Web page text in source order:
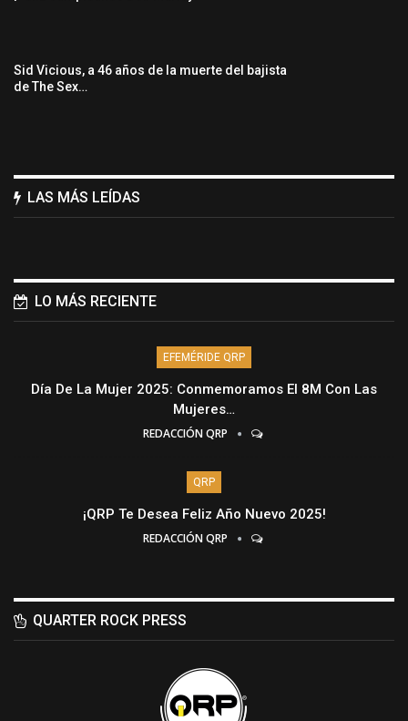
Sid Vicious, a 46 años de la muerte del bajista
de The Sex…
LAS MÁS LEÍDAS
LO MÁS RECIENTE
EFEMÉRIDE QRP
Día De La Mujer 2025: Conmemoramos El 8M Con Las
Mujeres…
REDACCIÓN QRP
QRP
¡QRP Te Desea Feliz Año Nuevo 2025!
REDACCIÓN QRP
QUARTER ROCK PRESS